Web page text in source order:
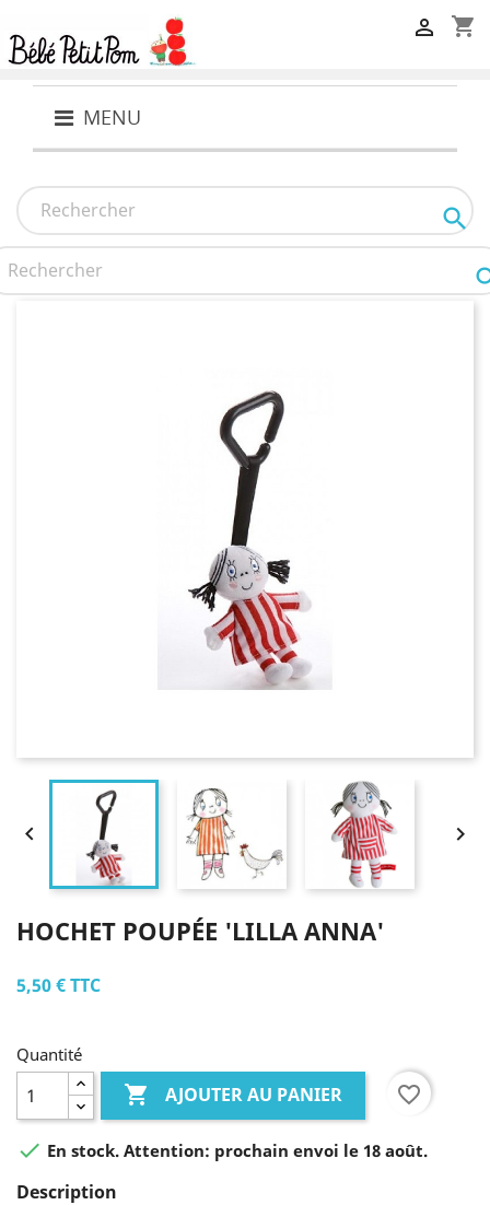
shopping_cart

MENU

 
HOCHET POUPÉE 'LILLA ANNA'
5,50 €TTC
Quantité
 AJOUTER AU PANIER favorite_border
 En stock. Attention: prochain envoi le 18 août.
Description